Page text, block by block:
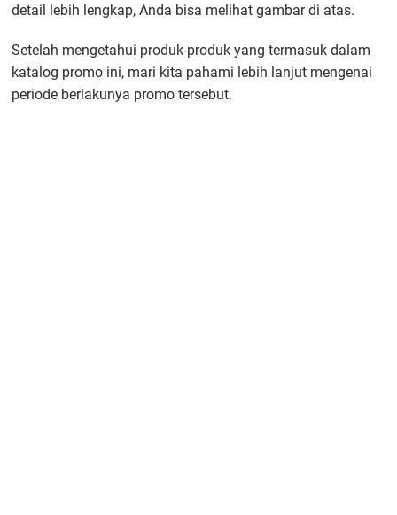
detail lebih lengkap, Anda bisa melihat gambar di atas.
Setelah mengetahui produk-produk yang termasuk dalam
katalog promo ini, mari kita pahami lebih lanjut mengenai
periode berlakunya promo tersebut.